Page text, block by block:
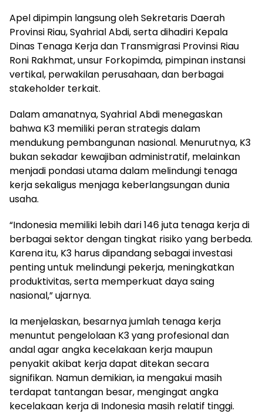
Apel dipimpin langsung oleh Sekretaris Daerah
Provinsi Riau, Syahrial Abdi, serta dihadiri Kepala
Dinas Tenaga Kerja dan Transmigrasi Provinsi Riau
Roni Rakhmat, unsur Forkopimda, pimpinan instansi
vertikal, perwakilan perusahaan, dan berbagai
stakeholder terkait.
Dalam amanatnya, Syahrial Abdi menegaskan
bahwa K3 memiliki peran strategis dalam
mendukung pembangunan nasional. Menurutnya, K3
bukan sekadar kewajiban administratif, melainkan
menjadi pondasi utama dalam melindungi tenaga
kerja sekaligus menjaga keberlangsungan dunia
usaha.
“Indonesia memiliki lebih dari 146 juta tenaga kerja di
berbagai sektor dengan tingkat risiko yang berbeda.
Karena itu, K3 harus dipandang sebagai investasi
penting untuk melindungi pekerja, meningkatkan
produktivitas, serta memperkuat daya saing
nasional,” ujarnya.
Ia menjelaskan, besarnya jumlah tenaga kerja
menuntut pengelolaan K3 yang profesional dan
andal agar angka kecelakaan kerja maupun
penyakit akibat kerja dapat ditekan secara
signifikan. Namun demikian, ia mengakui masih
terdapat tantangan besar, mengingat angka
kecelakaan kerja di Indonesia masih relatif tinggi.